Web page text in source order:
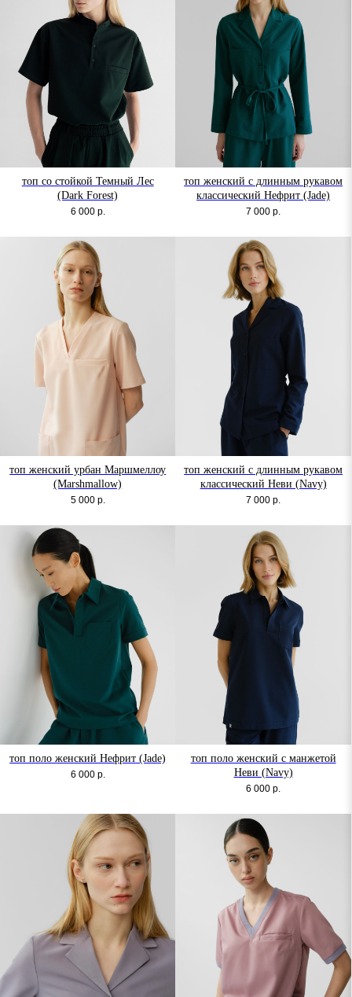
топ со стойкой Темный Лес
(Dark Forest)
6 000 р.
топ женский с длинным рукавом
классический Нефрит (Jade)
7 000 р.
топ женский урбан Маршмеллоу
(Marshmallow)
5 000 р.
топ женский с длинным рукавом
классический Неви (Navy)
7 000 р.
топ поло женский Нефрит (Jade)
6 000 р.
топ поло женский с манжетой
Неви (Navy)
6 000 р.